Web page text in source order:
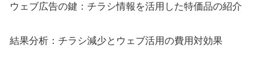
ウェブ広告の鍵：チラシ情報を活用した特価品の紹介
結果分析：チラシ減少とウェブ活用の費用対効果